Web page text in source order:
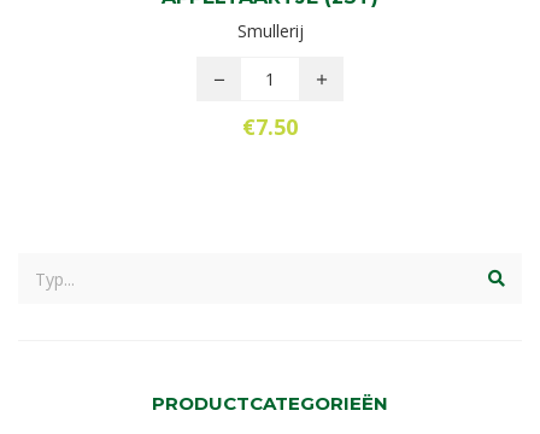
Smullerij
€7.50
PRODUCTCATEGORIEËN